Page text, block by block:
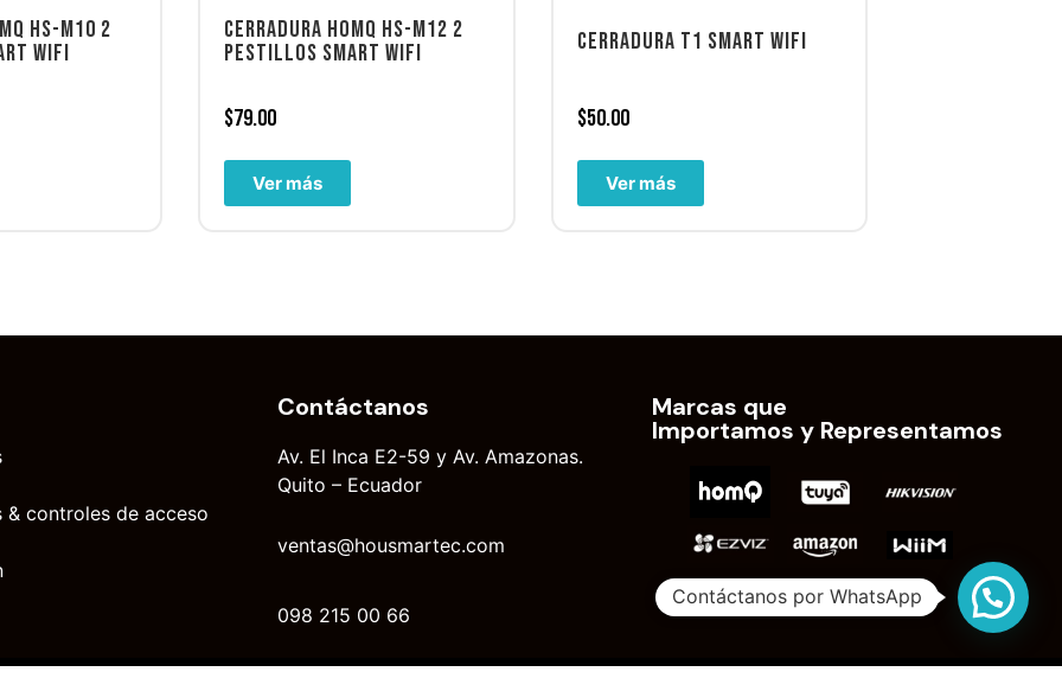
HS-M10 2
WIFI
CERRADURA HOMQ HS-M12 2
PESTILLOS SMART WIFI
$79.00
Ver más
CERRADURA T1 SMART WIFI
$50.00
Ver más
& controles de acceso
Contáctanos
Av. El Inca E2-59 y Av. Amazonas.
Quito – Ecuador
ventas@housmartec.com
098 215 00 66
Marcas que
Importamos y Representamos
Contáctanos por WhatsApp